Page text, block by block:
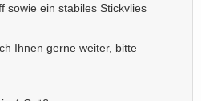
sowie ein stabiles Stickvlies
Ihnen gerne weiter, bitte